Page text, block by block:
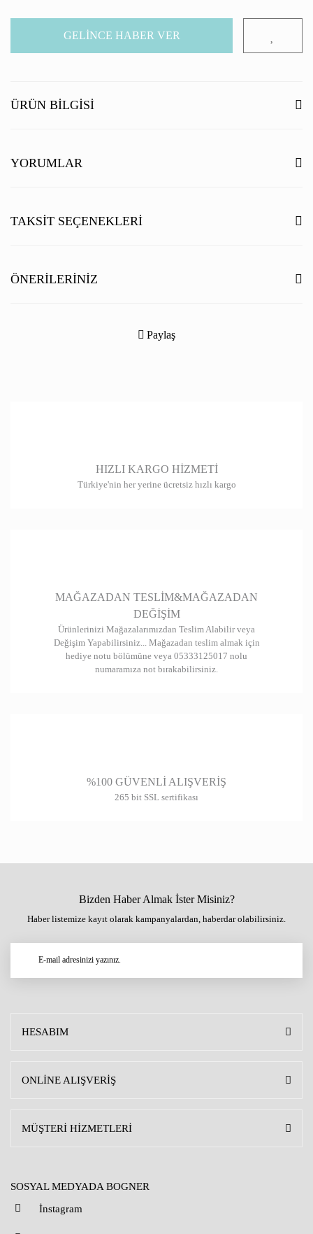
GELİNCE HABER VER
ÜRÜN BILGISI
YORUMLAR
Bu ürüne ilk yorumu siz yapın!
TAKSIT SEÇENEKLERI
ÖNERILERINIZ
yetersiz gördüğünüz noktaları öneri formunu kullanarak tarafımıza
Ürün fiyatı diğer sitelerden daha pahalı.
Gönder
Paylaş
HIZLI KARGO HİZMETİ
Türkiye'nin her yerine ücretsiz hızlı kargo
MAĞAZADAN TESLİM&MAĞAZADAN
DEĞİŞİM
Ürünlerinizi Mağazalarımızdan Teslim Alabilir veya
Değişim Yapabilirsiniz... Mağazadan teslim almak için
hediye notu bölümüne veya 05333125017 nolu
numaramıza not bırakabilirsiniz.
%100 GÜVENLİ ALIŞVERİŞ
265 bit SSL sertifikası
Bizden Haber Almak İster Misiniz?
Haber listemize kayıt olarak kampanyalardan, haberdar olabilirsiniz.
HESABIM
ONLİNE ALIŞVERİŞ
MÜŞTERİ HİZMETLERİ
SOSYAL MEDYADA BOGNER
İnstagram